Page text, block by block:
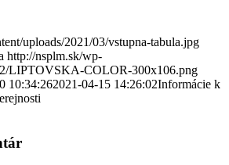
uploads/2021/03/vstupna-tabula.jpg
http://nsplm.sk/wp-
LIPTOVSKA-COLOR-300x106.png
10:34:262021-04-15 14:26:02Informácie k